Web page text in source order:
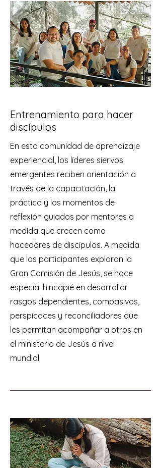
Entrenamiento para hacer
discípulos
En esta comunidad de aprendizaje
experiencial, los líderes siervos
emergentes reciben orientación a
través de la capacitación, la
práctica y los momentos de
reflexión guiados por mentores a
medida que crecen como
hacedores de discípulos. A medida
que los participantes exploran la
Gran Comisión de Jesús, se hace
especial hincapié en desarrollar
rasgos dependientes, compasivos,
perspicaces y reconciliadores que
les permitan acompañar a otros en
el ministerio de Jesús a nivel
mundial.